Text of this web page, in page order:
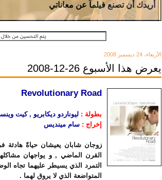
أريدك أن تصنع فيلماً عن معاناتي
الأربعاء، 24 ديسمبر 2008
يعرض هذا الأسبوع 26-12-2008
Revolutionary Road
بطولة : ليوناردو ديكابريو , كيت
إخراج : سام مينديس
زوجان شابان يعيشان حياةً
القرن الماضي , و يواجهان
التمرد الذي يسيطر عليهما تجاه
المتواضعة الذي لا يروق لهما .